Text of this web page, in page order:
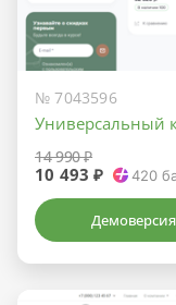
№ 7043596
Универсальный
14 990 ₽
10 493 ₽ 420
Демоверсия